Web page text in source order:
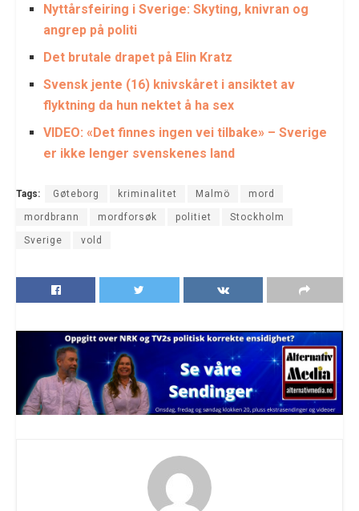
Nyttårsfeiring i Sverige: Skyting, knivran og
angrep på politi
Det brutale drapet på Elin Kratz
Svensk jente (16) knivskåret i ansiktet av
flyktning da hun nektet å ha sex
VIDEO: «Det finnes ingen vei tilbake» – Sverige
er ikke lenger svenskenes land
Tags: Gøteborg kriminalitet Malmö mord
mordbrann mordforsøk politiet Stockholm
Sverige vold